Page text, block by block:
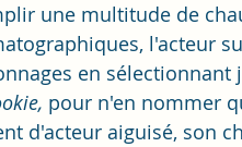
une multitude de
l'acteur
en sélectionnant
pour n'en nommer
d'acteur aiguisé, son